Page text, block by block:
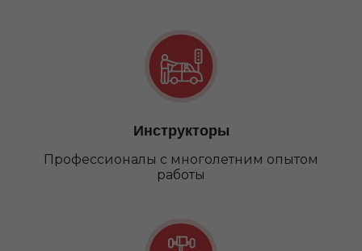
Инструкторы
Профессионалы с многолетним опытом
работы